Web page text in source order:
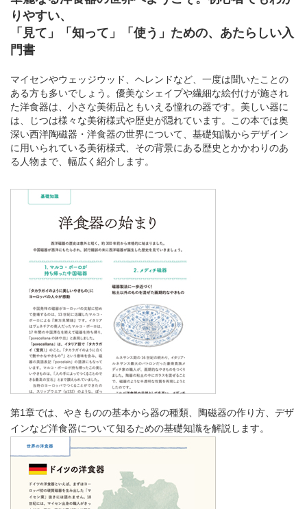
りやすい、
「見て」「知って」「使う」ための、あたらしい入
門書
マイセンやウェッジウッド、ヘレンドなど、一度は聞いたことの
ある方も多いでしょう。優美なシェイプや繊細な絵付けが施され
た洋食器は、小さな美術品ともいえる憧れの器です。美しい器に
は、じつは様々な美術様式や歴史が隠れています。この本では奥
深い西洋陶磁器・洋食器の世界について、基礎知識からデザイン
に用いられている美術様式、その背景にある歴史とかかわりのあ
る人物まで、幅広く紹介します。
第1章では、やきものの基本から器の種類、陶磁器の作り方、デザ
インなど洋食器について知るための基礎知識を解説します。